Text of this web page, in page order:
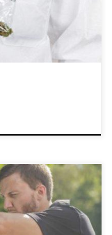
wahań […]
pojazdu po
jazdę pod